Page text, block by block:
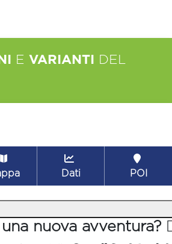
E VARIANTI
DEL
Dati POI
nuova avventura?